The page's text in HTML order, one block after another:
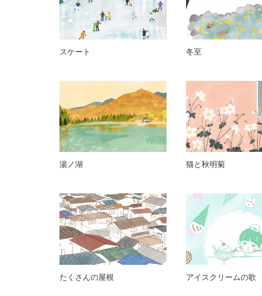
スケート 冬至
湯ノ湖 猫と秋明菊
たくさんの屋根 アイスクリームの歌